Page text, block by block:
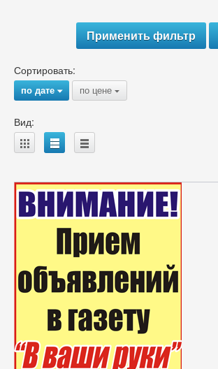
Сортировать:
по дате{ по цене {
Вид:
A B C